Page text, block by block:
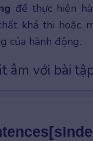
để thực hiện
khả thi hoặc
của hành động.
âm với bài